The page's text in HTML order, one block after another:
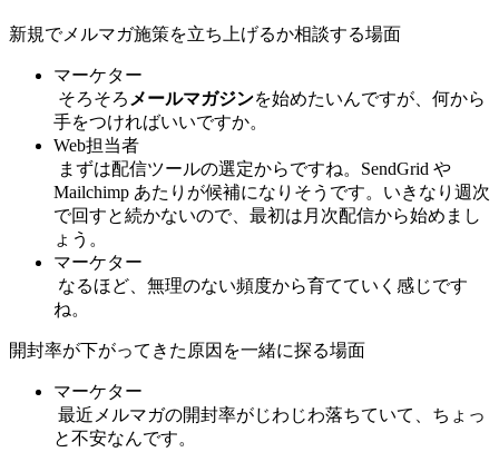
新規でメルマガ施策を立ち上げるか相談する場面
マーケター
そろそろ メールマガジンを始めたいんですが、何から
手をつければいいですか。
Web担当者
まずは配信ツールの選定からですね。SendGrid や
Mailchimp あたりが候補になりそうです。いきなり週次
で回すと続かないので、最初は月次配信から始めまし
ょう。
マーケター
なるほど、無理のない頻度から育てていく感じです
ね。
開封率が下がってきた原因を一緒に探る場面
マーケター
最近メルマガの開封率がじわじわ落ちていて、ちょっ
と不安なんです。